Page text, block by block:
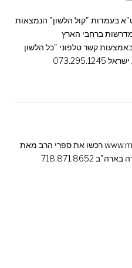
בעמדות "קול הלשון" הנמצאות
רכשו את ספרי הרב מאת www.moshebooks.com משלוח עולמי